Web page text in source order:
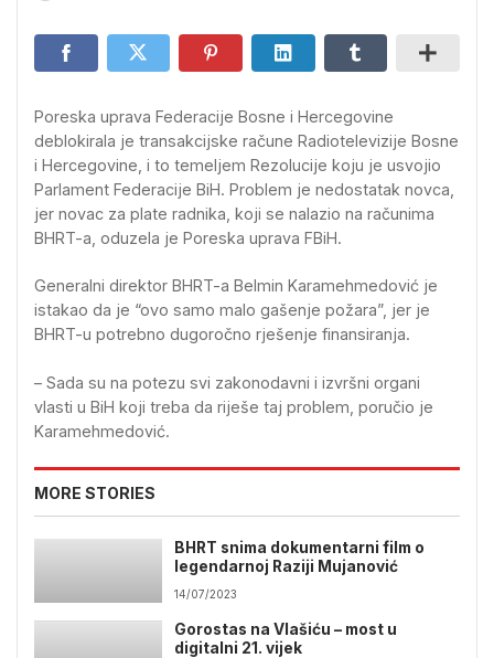
Poreska uprava Federacije Bosne i Hercegovine
deblokirala je transakcijske račune Radiotelevizije Bosne
i Hercegovine, i to temeljem Rezolucije koju je usvojio
Parlament Federacije BiH. Problem je nedostatak novca,
jer novac za plate radnika, koji se nalazio na računima
BHRT-a, oduzela je Poreska uprava FBiH.
Generalni direktor BHRT-a Belmin Karamehmedović je
istakao da je “ovo samo malo gašenje požara”, jer je
BHRT-u potrebno dugoročno rješenje finansiranja.
– Sada su na potezu svi zakonodavni i izvršni organi
vlasti u BiH koji treba da riješe taj problem, poručio je
Karamehmedović.
MORE STORIES
BHRT snima dokumentarni film o
legendarnoj Raziji Mujanović
14/07/2023
Gorostas na Vlašiću – most u
digitalni 21. vijek